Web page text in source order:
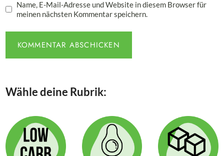
Name, E-Mail-Adresse und Website in diesem Browser für
meinen nächsten Kommentar speichern.
Wähle deine Rubrik: